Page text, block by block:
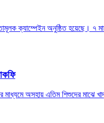
ক্যাম্পেইন অনুষ্ঠিত হয়েছে। ৭
অসহায় এতিম শিশুদের মাঝে